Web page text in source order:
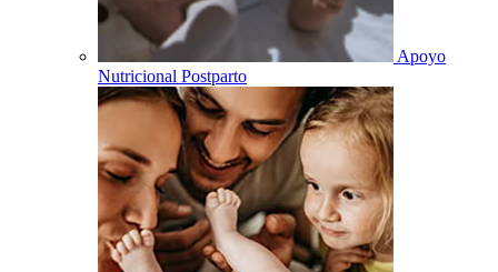
Apoyo
Nutricional Postparto